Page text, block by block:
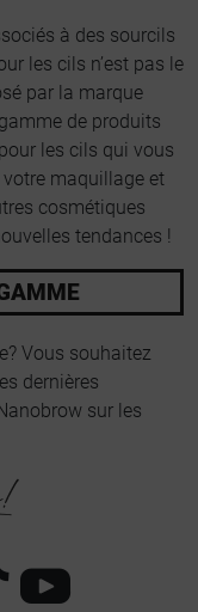
à des sourcils
les cils n’est pas le
par la marque
de produits
les cils qui vous
maquillage et
cosmétiques
tendances !
Vous souhaitez
dernières
sur les